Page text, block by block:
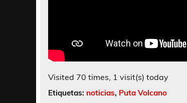
Visited 70 times, 1 visit(s) today
Etiquetas: noticias, Puta Volcano